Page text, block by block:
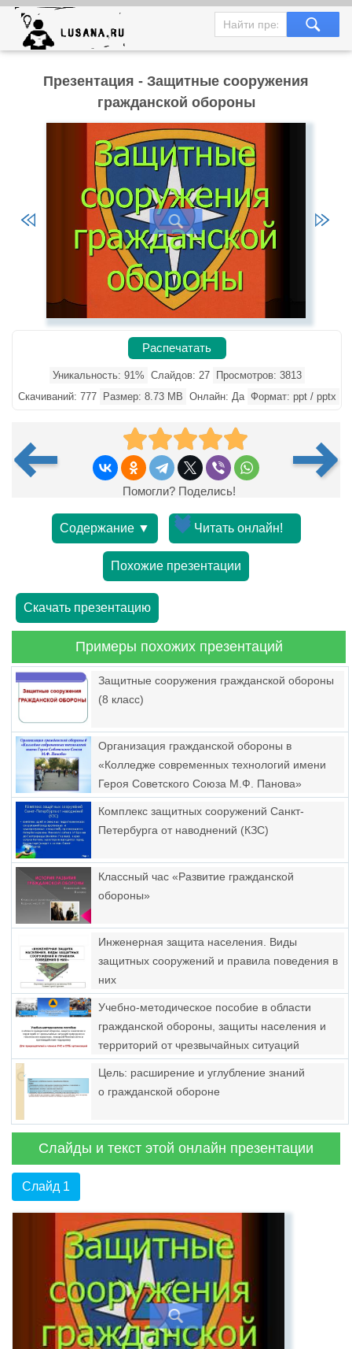
Презентация - Защитные сооружения
гражданской обороны
Распечатать
Уникальность: 91% Слайдов: 27
Просмотров: 3813
Скачиваний: 777
Размер: 8.73 MB Онлайн: Да Формат: ppt / pptx
Помогли? Поделись!
Содержание ▼ Читать онлайн!
Похожие презентации
Скачать презентацию
Примеры похожих презентаций
Защитные сооружения гражданской обороны
(8 класс)
Организация гражданской обороны в
«Колледже современных технологий имени
Героя Советского Союза М.Ф. Панова»
Комплекс защитных сооружений Санкт-
Петербурга от наводнений (КЗС)
Классный час «Развитие гражданской
обороны»
Инженерная защита населения. Виды
защитных сооружений и правила поведения в
них
Учебно-методическое пособие в области
гражданской обороны, защиты населения и
территорий от чрезвычайных ситуаций
пожарной безопасности
Цель: расширение и углубление знаний
о гражданской обороне
Слайды и текст этой онлайн презентации
Слайд 1